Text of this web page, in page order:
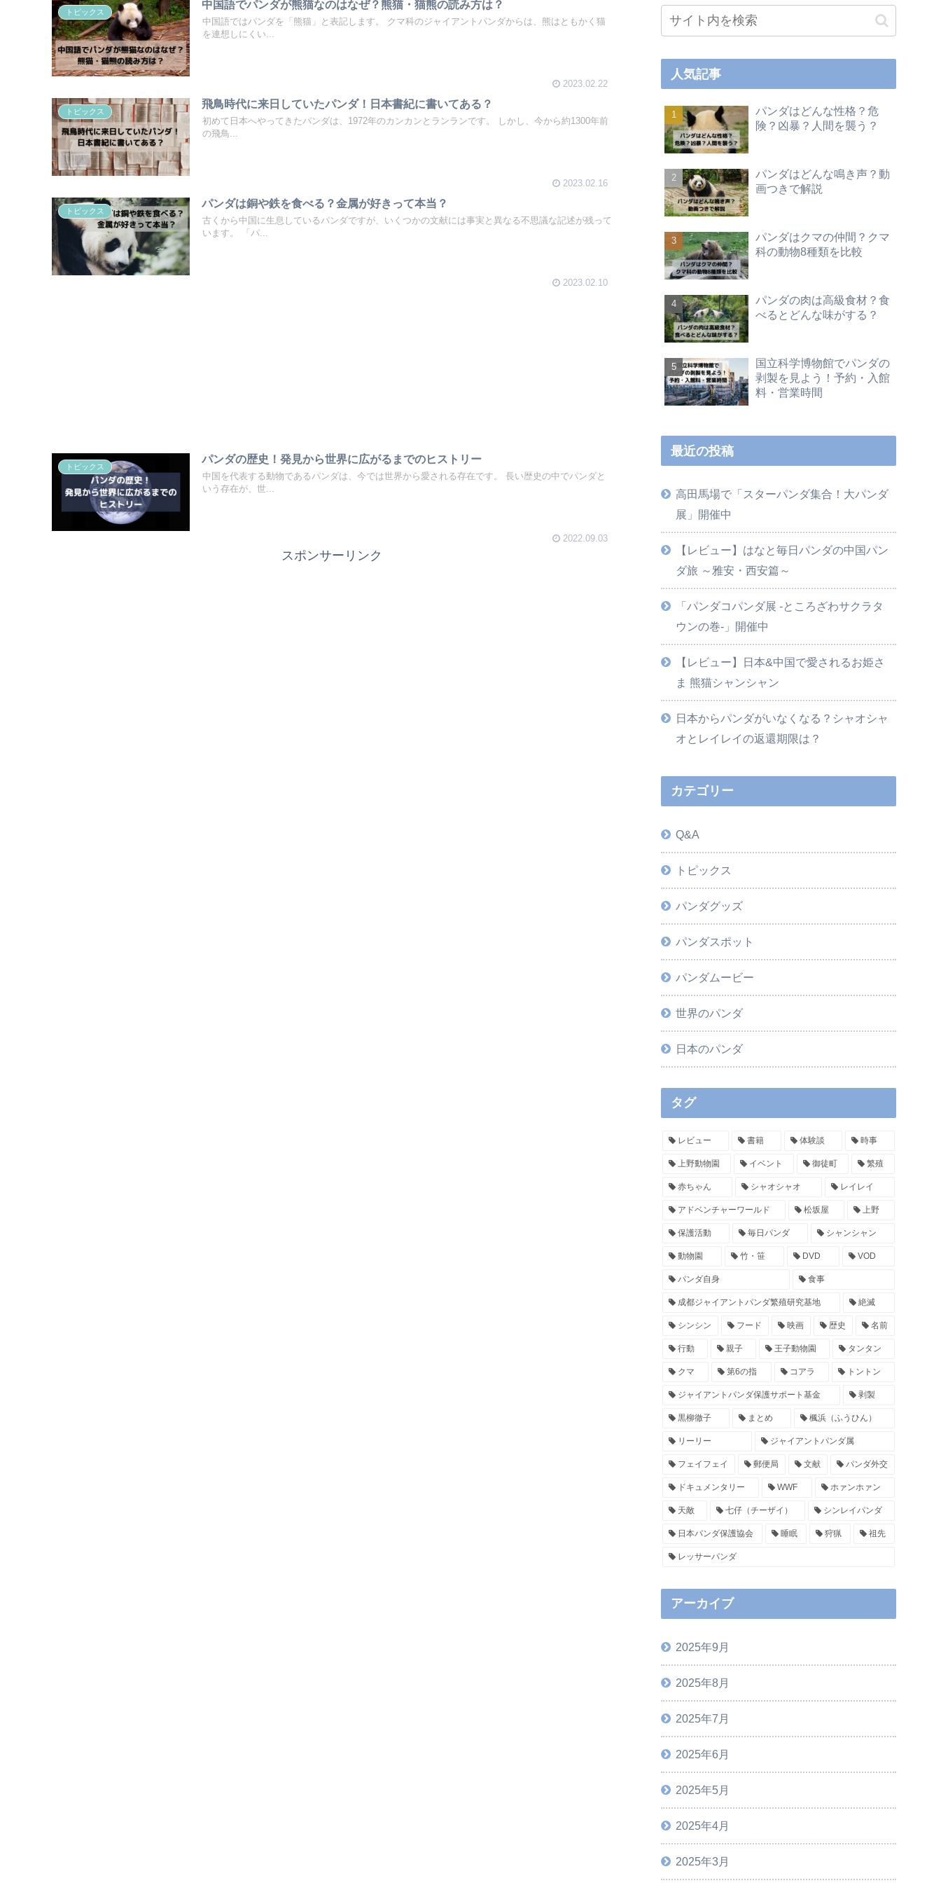
トピックス
中国語でパンダが熊猫なのはなぜ？熊猫・猫熊の読み方は？
中国語ではパンダを「熊猫」と表記します。 クマ科のジャイアントパンダからは、熊はともかく猫
を連想しにくい...
2023.02.22
トピックス
飛鳥時代に来日していたパンダ！日本書紀に書いてある？
初めて日本へやってきたパンダは、1972年のカンカンとランランです。 しかし、今から約1300年前
の飛鳥...
2023.02.16
トピックス
パンダは銅や鉄を食べる？金属が好きって本当？
古くから中国に生息しているパンダですが、いくつかの文献には事実と異なる不思議な記述が残って
います。 「パ...
2023.02.10
トピックス
パンダの歴史！発見から世界に広がるまでのヒストリー
中国を代表する動物であるパンダは、今では世界から愛される存在です。 長い歴史の中でパンダと
いう存在が、世...
2022.09.03
スポンサーリンク
人気記事
パンダはどんな性格？危
険？凶暴？人間を襲う？
パンダはどんな鳴き声？動
画つきで解説
パンダはクマの仲間？クマ
科の動物8種類を比較
パンダの肉は高級食材？食
べるとどんな味がする？
国立科学博物館でパンダの
剥製を見よう！予約・入館
料・営業時間
最近の投稿
高田馬場で「スターパンダ集合！大パンダ
展」開催中
【レビュー】はなと毎日パンダの中国パン
ダ旅 ～雅安・西安篇～
「パンダコパンダ展 -ところざわサクラタ
ウンの巻-」開催中
【レビュー】日本&中国で愛されるお姫さ
ま 熊猫シャンシャン
日本からパンダがいなくなる？シャオシャ
オとレイレイの返還期限は？
カテゴリー
Q&A
トピックス
パンダグッズ
パンダスポット
パンダムービー
世界のパンダ
日本のパンダ
タグ
レビュー 書籍 体験談 時事
上野動物園 イベント 御徒町 繁殖
赤ちゃん シャオシャオ レイレイ
アドベンチャーワールド 松坂屋 上野
保護活動 毎日パンダ シャンシャン
動物園 竹・笹 DVD VOD
パンダ自身 食事
成都ジャイアントパンダ繁殖研究基地 絶滅
シンシン フード 映画 歴史 名前
行動 親子 王子動物園 タンタン
クマ 第6の指 コアラ トントン
ジャイアントパンダ保護サポート基金 剥製
黒柳徹子 まとめ 楓浜（ふうひん）
リーリー ジャイアントパンダ属
フェイフェイ 郵便局 文献 パンダ外交
ドキュメンタリー WWF ホァンホァン
天敵 七仔（チーザイ） シンレイパンダ
日本パンダ保護協会 睡眠 狩猟 祖先
レッサーパンダ
アーカイブ
2025年9月
2025年8月
2025年7月
2025年6月
2025年5月
2025年4月
2025年3月